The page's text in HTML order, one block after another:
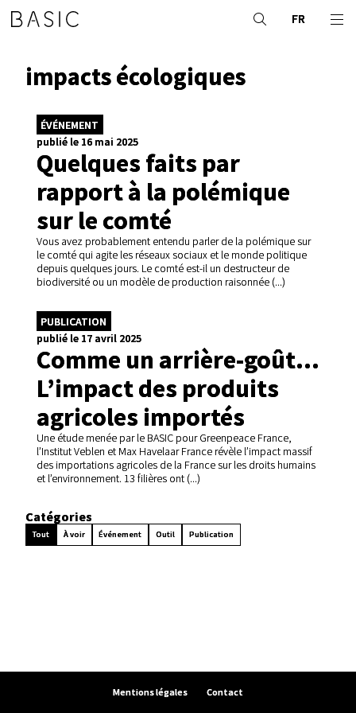
FR
impacts écologiques
ÉVÉNEMENT
publié le 16 mai 2025
Quelques faits par
rapport à la polémique
sur le comté
Vous avez probablement entendu parler de la polémique sur
le comté qui agite les réseaux sociaux et le monde politique
depuis quelques jours. Le comté est-il un destructeur de
biodiversité ou un modèle de production raisonnée (...)
PUBLICATION
publié le 17 avril 2025
Comme un arrière-goût…
L’impact des produits
agricoles importés
Une étude menée par le BASIC pour Greenpeace France,
l’Institut Veblen et Max Havelaar France révèle l’impact massif
des importations agricoles de la France sur les droits humains
et l’environnement. 13 filières ont (...)
Catégories
Tout À voir Événement Outil Publication
Mentions légales Contact